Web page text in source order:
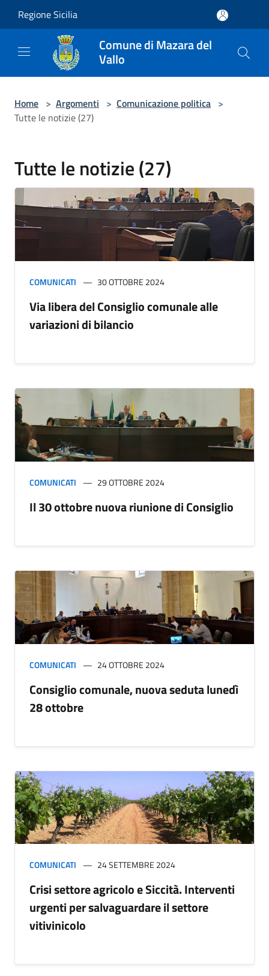
Regione Sicilia
Comune di Mazara del
Vallo
Home > Argomenti > Comunicazione politica >
Tutte le notizie (27)
Tutte le notizie (27)
COMUNICATI 30 OTTOBRE 2024
Via libera del Consiglio comunale alle
variazioni di bilancio
COMUNICATI 29 OTTOBRE 2024
Il 30 ottobre nuova riunione di Consiglio
COMUNICATI 24 OTTOBRE 2024
Consiglio comunale, nuova seduta lunedì
28 ottobre
COMUNICATI 24 SETTEMBRE 2024
Crisi settore agricolo e Siccità. Interventi
urgenti per salvaguardare il settore
vitivinicolo